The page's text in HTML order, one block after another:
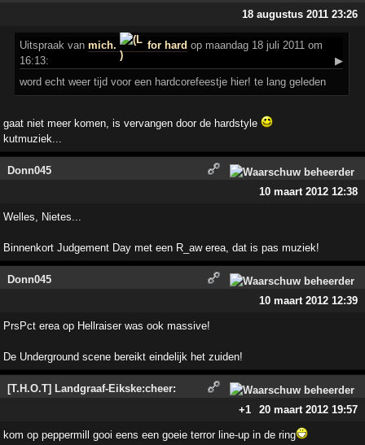
18 augustus 2011 23:26
Uitspraak vanmich. for hard op maandag 18 juli 2011 om
16:13:
▶
word echt weer tijd voor een hardcorefeestje hier! te lang geleden
gaat niet meer komen, is vervangen door de hardstyle
kutmuziek...
Donn045
10 maart 2012 12:38
Welles, Nietes...
Binnenkort Judgement Day met een R_aw erea, dat is pas muziek!
Donn045
10 maart 2012 12:39
PrsPct erea op Hellraiser was ook massive!
De Underground scene bereikt eindelijk het zuiden!
[T.H.O.T] Landgraaf-Eikske:cheer:
+1
20 maart 2012 19:57
kom op peppermill gooi eens een goeie terror line-up in de ring